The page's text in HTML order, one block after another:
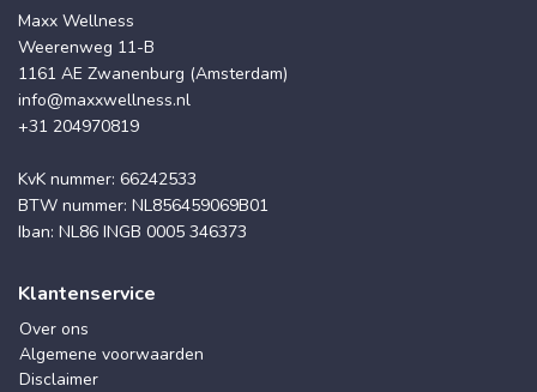
Maxx Wellness
Weerenweg 11-B
1161 AE Zwanenburg (Amsterdam)
info@maxxwellness.nl
+31 204970819
KvK nummer: 66242533
BTW nummer: NL856459069B01
Iban: NL86 INGB 0005 346373
Klantenservice
Over ons
Algemene voorwaarden
Disclaimer